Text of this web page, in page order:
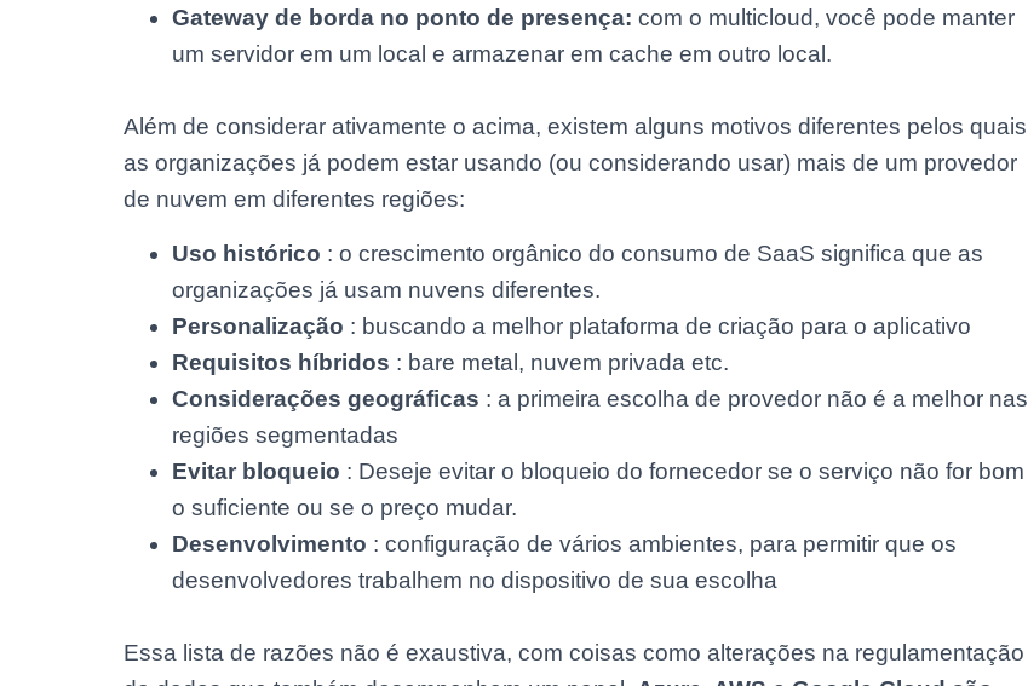
Gateway de borda no ponto de presença: com o multicloud, você pode manter
um servidor em um local e armazenar em cache em outro local.
Além de considerar ativamente o acima, existem alguns motivos diferentes pelos quais
as organizações já podem estar usando (ou considerando usar) mais de um provedor
de nuvem em diferentes regiões:
Uso histórico : o crescimento orgânico do consumo de SaaS significa que as
organizações já usam nuvens diferentes.
Personalização : buscando a melhor plataforma de criação para o aplicativo
Requisitos híbridos : bare metal, nuvem privada etc.
Considerações geográficas : a primeira escolha de provedor não é a melhor nas
regiões segmentadas
Evitar bloqueio : Deseje evitar o bloqueio do fornecedor se o serviço não for bom
o suficiente ou se o preço mudar.
Desenvolvimento : configuração de vários ambientes, para permitir que os
desenvolvedores trabalhem no dispositivo de sua escolha
Essa lista de razões não é exaustiva, com coisas como alterações na regulamentação